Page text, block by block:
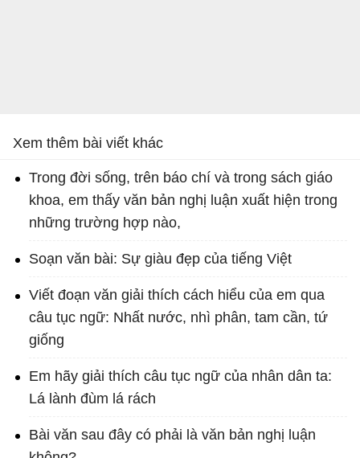
Xem thêm bài viết khác
Trong đời sống, trên báo chí và trong sách giáo
khoa, em thấy văn bản nghị luận xuất hiện trong
những trường hợp nào,
Soạn văn bài: Sự giàu đẹp của tiếng Việt
Viết đoạn văn giải thích cách hiểu của em qua
câu tục ngữ: Nhất nước, nhì phân, tam cần, tứ
giống
Em hãy giải thích câu tục ngữ của nhân dân ta:
Lá lành đùm lá rách
Bài văn sau đây có phải là văn bản nghị luận